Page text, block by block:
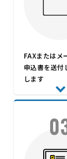
FAXまたはメ
申込書を送付
します